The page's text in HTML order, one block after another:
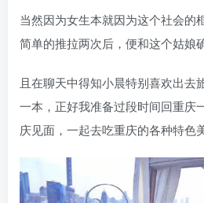
当然因为女生本就因为这个社会的
简单的推拉两次后，便和这个姑娘
且在聊天中得知小晨特别喜欢出去
一本，正好我准备过段时间回重庆
庆见面，一起去吃重庆的各种特色